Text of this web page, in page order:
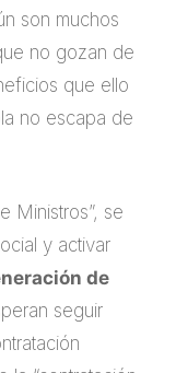
son muchos
no gozan de
que ello
no escapa de
Ministros”, se
y activar
de
seguir